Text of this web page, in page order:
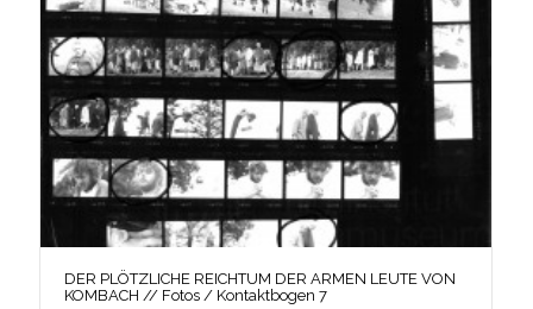
DER PLÖTZLICHE REICHTUM DER ARMEN LEUTE VON
KOMBACH // Fotos / Kontaktbogen 7